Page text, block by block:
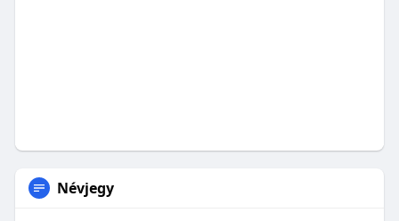
összefügg az önmegvalósítás folyamatával, a
tudatosságunk kibontakozásával. A lényeg az,
hogy képessé váljunk a bennünk lévő
Névjegy